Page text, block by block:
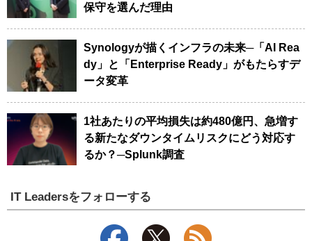
保守を選んだ理由
Synologyが描くインフラの未来─「AI Rea
dy」と「Enterprise Ready」がもたらすデ
ータ変革
1社あたりの平均損失は約480億円、急増す
る新たなダウンタイムリスクにどう対応す
るか？─Splunk調査
IT Leadersをフォローする